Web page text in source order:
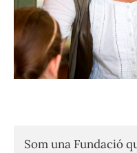
Som una Fundació